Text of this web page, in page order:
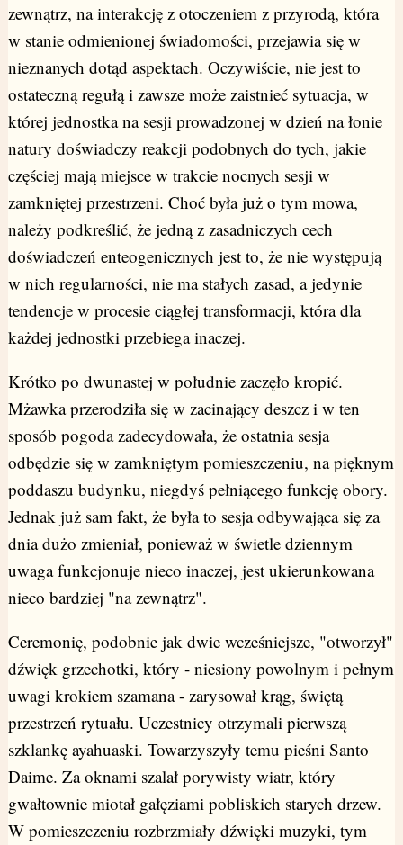
zewnątrz, na interakcję z otoczeniem z przyrodą, która
w stanie odmienionej świadomości, przejawia się w
nieznanych dotąd aspektach. Oczywiście, nie jest to
ostateczną regułą i zawsze może zaistnieć sytuacja, w
której jednostka na sesji prowadzonej w dzień na łonie
natury doświadczy reakcji podobnych do tych, jakie
częściej mają miejsce w trakcie nocnych sesji w
zamkniętej przestrzeni. Choć była już o tym mowa,
należy podkreślić, że jedną z zasadniczych cech
doświadczeń enteogenicznych jest to, że nie występują
w nich regularności, nie ma stałych zasad, a jedynie
tendencje w procesie ciągłej transformacji, która dla
każdej jednostki przebiega inaczej.
Krótko po dwunastej w południe zaczęło kropić.
Mżawka przerodziła się w zacinający deszcz i w ten
sposób pogoda zadecydowała, że ostatnia sesja
odbędzie się w zamkniętym pomieszczeniu, na pięknym
poddaszu budynku, niegdyś pełniącego funkcję obory.
Jednak już sam fakt, że była to sesja odbywająca się za
dnia dużo zmieniał, ponieważ w świetle dziennym
uwaga funkcjonuje nieco inaczej, jest ukierunkowana
nieco bardziej "na zewnątrz".
Ceremonię, podobnie jak dwie wcześniejsze, "otworzył"
dźwięk grzechotki, który - niesiony powolnym i pełnym
uwagi krokiem szamana - zarysował krąg, świętą
przestrzeń rytuału. Uczestnicy otrzymali pierwszą
szklankę ayahuaski. Towarzyszyły temu pieśni Santo
Daime. Za oknami szalał porywisty wiatr, który
gwałtownie miotał gałęziami pobliskich starych drzew.
W pomieszczeniu rozbrzmiały dźwięki muzyki, tym